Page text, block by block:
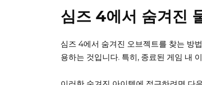
심즈 4에서 숨겨진
심즈 4에서 숨겨진 오브젝트를 찾는 방
용하는 것입니다. 특히, 종료된 게임 내